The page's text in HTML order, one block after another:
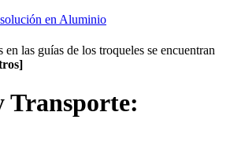
en las guías de los troqueles se encuentran
Transporte: